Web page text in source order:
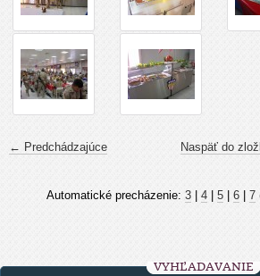
← Predchádzajúce Naspäť do
Automatické precházenie: 3| 4| 5| 6| 7
VYHĽADÁVANIE